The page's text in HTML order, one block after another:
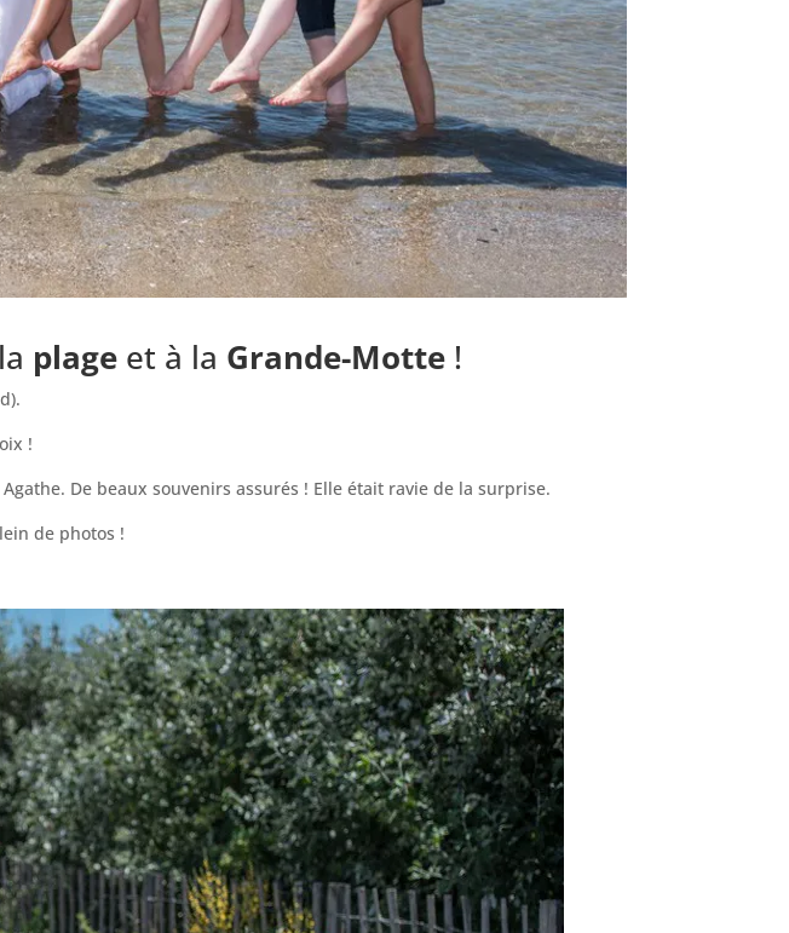
plage et à la Grande-Motte !
!
De beaux souvenirs assurés ! Elle était ravie de la surprise.
de photos !